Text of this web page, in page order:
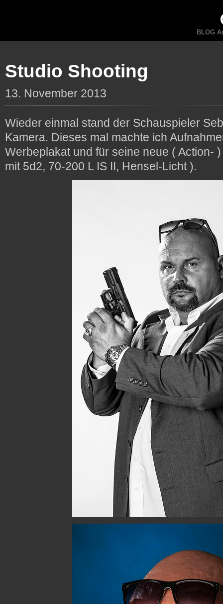
BLOG
Studio Shooting
13. November 2013
Wieder einmal stand der Schauspieler
Kamera. Dieses mal machte ich
Werbeplakat und für seine neue ( Action-
mit 5d2, 70-200 L IS II, Hensel-Licht ).